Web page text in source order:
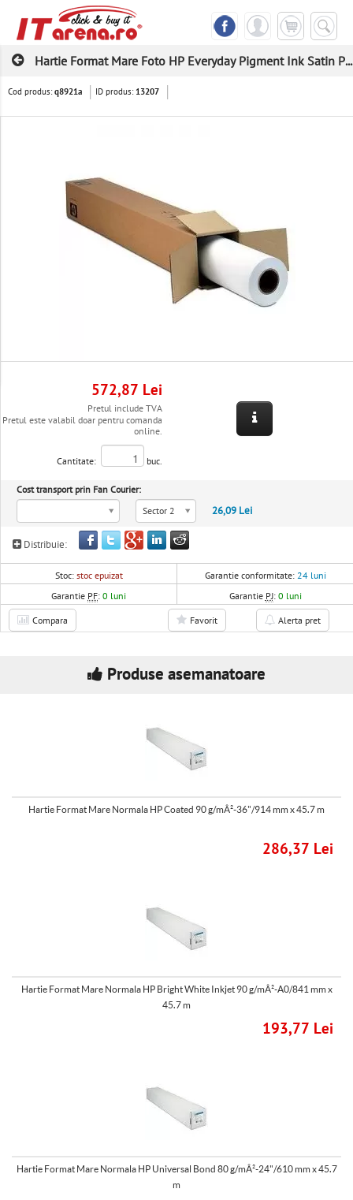
Hartie Format Mare Foto HP Everyday Pigment Ink Satin P...
Cod produs:q8921a ID produs: 13207
572,87 Lei
Pretul include TVA
Pretul este valabil doar pentru comanda
online.
Cantitate: buc.
Cost transport prin Fan Courier:
Sector 2
26,09 Lei
Distribuie:
Stoc: stoc epuizat Garantie conformitate: 24 luni
Garantie PF:0 luni Garantie PJ: 0 luni
Compara Favorit Alerta pret
Produse asemanatoare
Hartie Format Mare Normala HP Coated 90 g/mÂ²-36"/914 mm x 45.7 m
286,37 Lei
Hartie Format Mare Normala HP Bright White Inkjet 90 g/mÂ²-A0/841 mm x
45.7 m
193,77 Lei
Hartie Format Mare Normala HP Universal Bond 80 g/mÂ²-24"/610 mm x 45.7
m